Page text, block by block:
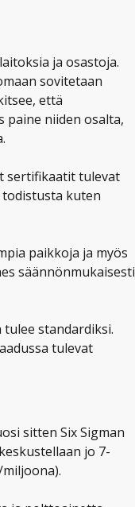
ja osastoja.
sovitetaan
että
paine niiden osalta,
sertifikaatit tulevat
kuten
paikkoja ja myös
säännönmukaisesti
tulee standardiksi.
tulevat
sitten Six Sigman
jo 7-